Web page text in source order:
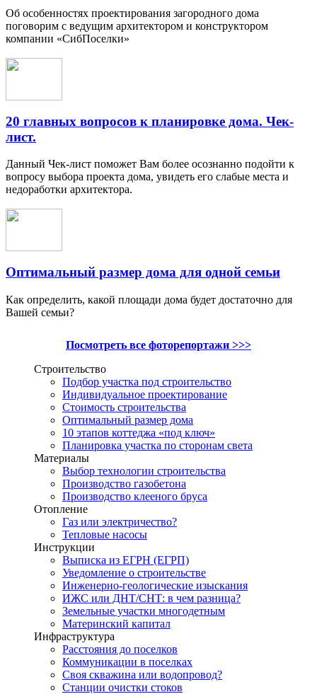
Об особенностях проектирования загородного дома
поговорим с ведущим архитектором и конструктором
компании «СибПоселки»
20 главных вопросов к планировке дома. Чек-
лист.
Данный Чек-лист поможет Вам более осознанно подойти к
вопросу выбора проекта дома, увидеть его слабые места и
недоработки архитектора.
Оптимальный размер дома для одной семьи
Как определить, какой площади дома будет достаточно для
Вашей семьи?
Посмотреть все фоторепортажи >>>
Строительство
Подбор участка под строительство
Индивидуальное проектирование
Стоимость строительства
Оптимальный размер дома
10 этапов коттеджа «под ключ»
Планировка участка по сторонам света
Материалы
Выбор технологии строительства
Производство газобетона
Производство клееного бруса
Отопление
Газ или электричество?
Тепловые насосы
Инструкции
Выписка из ЕГРН (ЕГРП)
Уведомление о строительстве
Инженерно-геологические изыскания
ИЖС или ДНТ/СНТ: в чем разница?
Земельные участки многодетным
Материнский капитал
Инфраструктура
Расстояния до поселков
Коммуникации в поселках
Своя скважина или водопровод?
Станции очистки стоков